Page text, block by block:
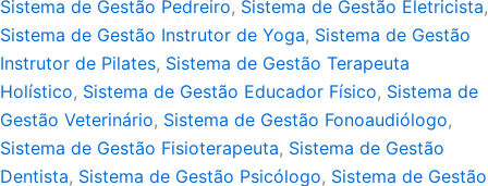
Sistema de Gestão Pedreiro, Sistema de Gestão Eletricista,
Sistema de Gestão Instrutor de Yoga, Sistema de Gestão
Instrutor de Pilates, Sistema de Gestão Terapeuta
Holístico, Sistema de Gestão Educador Físico, Sistema de
Gestão Veterinário, Sistema de Gestão Fonoaudiólogo,
Sistema de Gestão Fisioterapeuta, Sistema de Gestão
Dentista, Sistema de Gestão Psicólogo, Sistema de Gestão